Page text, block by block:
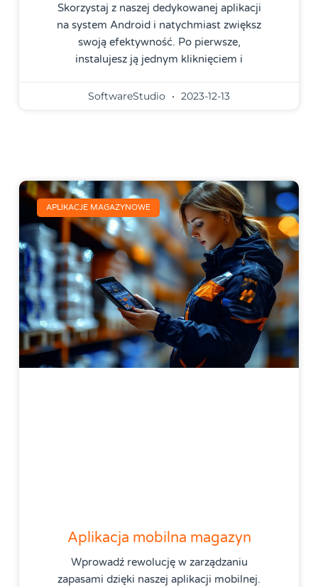
Skorzystaj z naszej dedykowanej aplikacji
na system Android i natychmiast zwiększ
swoją efektywność. Po pierwsze,
instalujesz ją jednym kliknięciem i
SoftwareStudio 2023-12-13
APLIKACJE MAGAZYNOWE
Aplikacja mobilna magazyn
Wprowadź rewolucję w zarządzaniu
zapasami dzięki naszej aplikacji mobilnej.